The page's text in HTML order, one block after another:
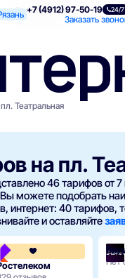
+7 (4912) 97-50-19 24/7
Заказать
Для квартиры
пл. Театральная
на пл.
46 тарифов
можете подобрать
интернет: 40 тарифов,
и оставляйте
4.3
Нет